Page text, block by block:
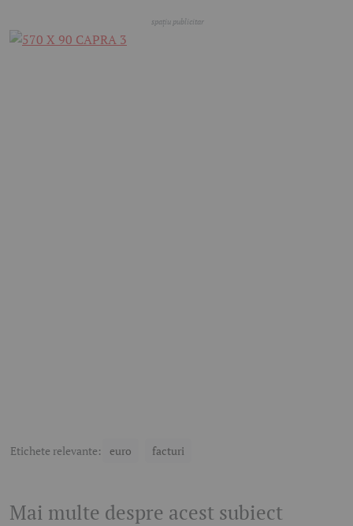
Etichete relevante: euro facturi
Mai multe despre acest subiect